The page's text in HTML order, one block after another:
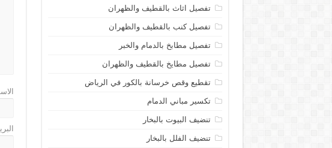
تفصيل اثاث بالقطيف والظهران
تفصيل كنب بالقطيف والظهران
تفصيل مطابخ بالدمام والخبر
تفصيل مطايخ بالقطيف والظهران
تقطيع وقص خرسانة بالكور في الرياض
تكسير مباني الدمام
تنضيف البيوت بالبخار
تنضيف الفلل بالبخار